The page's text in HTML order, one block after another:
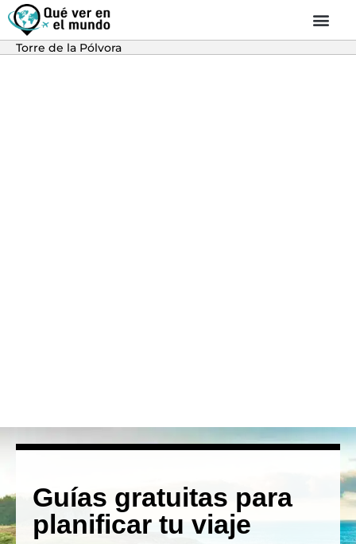
Torre de la Pólvora
Guías gratuitas para
planificar tu viaje